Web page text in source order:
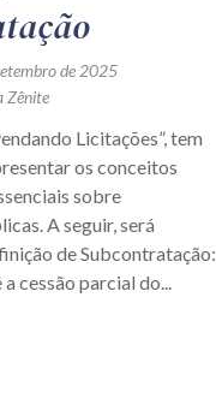
de 2025
Zênite
Licitações”, tem
os conceitos
sobre
A seguir, será
de Subcontratação:
cessão parcial do...